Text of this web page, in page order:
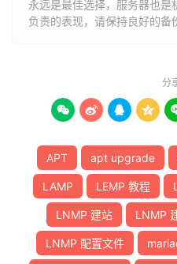
永远是最佳选择，服务器也是
负责的表现，请保持良好的备
分
   
APT apt upgrade
LAMP LEMP 教程
LNMP 建站 LNMP
LNMP 配置文件